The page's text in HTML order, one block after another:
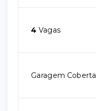
4 Vagas
Garagem Coberta